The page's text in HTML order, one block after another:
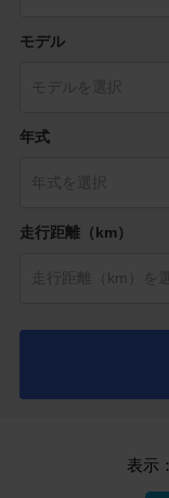
モデル
年式
走行距離（km）
表示：